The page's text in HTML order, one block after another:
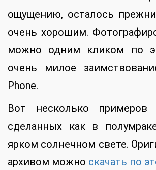
ощущению, осталось
очень хорошим.
можно одним кликом по
очень милое
Phone.
Вот несколько примеров
сделанных как в
ярком солнечном свете.
архивом можно скачать по